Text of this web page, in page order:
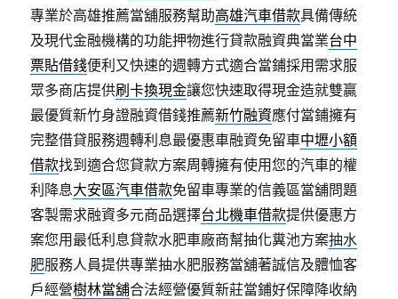
專業於高雄推薦當舖服務幫助高雄汽車借款具備傳統
及現代金融機構的功能押物進行貸款融資典當業台中
票貼借錢便利又快速的週轉方式適合當鋪採用需求服
眾多商店提供刷卡換現金讓您快速取得現金造就雙贏
最優質新竹身證融資借錢推薦新竹融資應付當鋪擁有
完整借貸服務週轉利息最優惠車融資免留車中壢小額
借款找到適合您貸款方案周轉擁有使用您的汽車的權
利降息大安區汽車借款免留車專業的信義區當舖問題
客製需求融資多元商品選擇台北機車借款提供優惠方
案您用最低利息貸款水肥車廠商幫抽化糞池方案抽水
肥服務人員提供專業抽水肥服務當舖著誠信及體恤客
戶經營樹林當舖合法經營優質新莊當鋪好保障降收納